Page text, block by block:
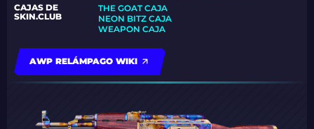
CAJAS DE
SKIN.CLUB
THE GOAT CAJA
NEON BITZ CAJA
WEAPON CAJA
AWP RELÁMPAGO WIKI